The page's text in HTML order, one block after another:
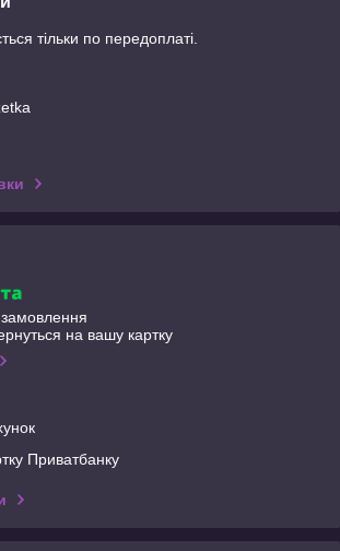
тільки по передоплаті.
на вашу картку
Приватбанку